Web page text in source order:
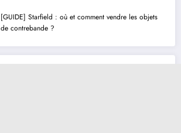
[GUIDE] Starfield : où et comment vendre les objets
de contrebande ?